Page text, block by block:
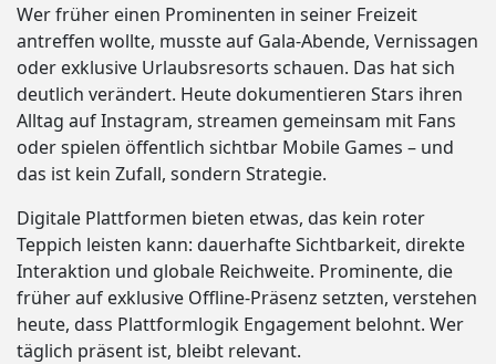
Wer früher einen Prominenten in seiner Freizeit
antreffen wollte, musste auf Gala-Abende, Vernissagen
oder exklusive Urlaubsresorts schauen. Das hat sich
deutlich verändert. Heute dokumentieren Stars ihren
Alltag auf Instagram, streamen gemeinsam mit Fans
oder spielen öffentlich sichtbar Mobile Games – und
das ist kein Zufall, sondern Strategie.
Digitale Plattformen bieten etwas, das kein roter
Teppich leisten kann: dauerhafte Sichtbarkeit, direkte
Interaktion und globale Reichweite. Prominente, die
früher auf exklusive Offline-Präsenz setzten, verstehen
heute, dass Plattformlogik Engagement belohnt. Wer
täglich präsent ist, bleibt relevant.